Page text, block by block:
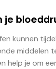
je
kunnen
middelen
help je om